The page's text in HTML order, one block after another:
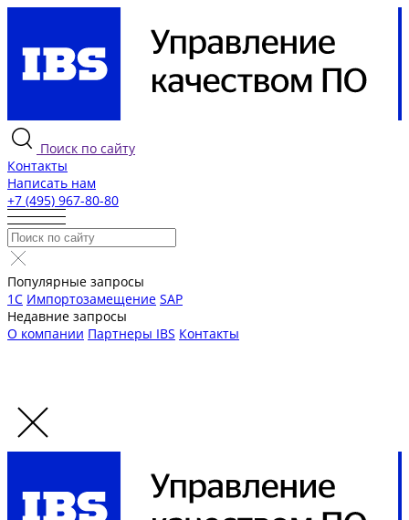
Поиск по сайту
Контакты
Написать нам
+7 (495) 967-80-80
Популярные запросы
1С Импортозамещение SAP
Недавние запросы
О компании Партнеры IBS Контакты